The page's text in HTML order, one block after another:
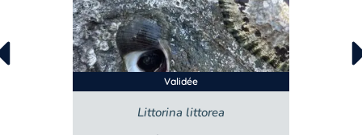
Validée
Steromphala umbilicalis